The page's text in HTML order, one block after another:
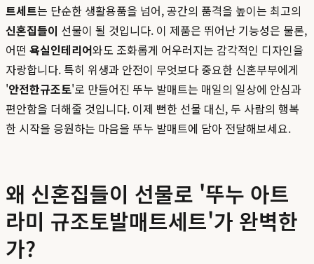
트세트는 단순한 생활용품을 넘어, 공간의 품격을 높이는 최고의
신혼집들이 선물이 될 것입니다. 이 제품은 뛰어난 기능성은 물론,
어떤 욕실인테리어와도 조화롭게 어우러지는 감각적인 디자인을
자랑합니다. 특히 위생과 안전이 무엇보다 중요한 신혼부부에게
'안전한규조토'로 만들어진 뚜누 발매트는 매일의 일상에 안심과
편안함을 더해줄 것입니다. 이제 뻔한 선물 대신, 두 사람의 행복
한 시작을 응원하는 마음을 뚜누 발매트에 담아 전달해보세요.
왜 신혼집들이 선물로 '뚜누 아트
라미 규조토발매트세트'가 완벽한
가?